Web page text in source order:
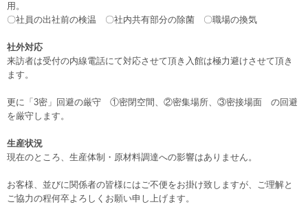
用。
〇社員の出社前の検温 〇社内共有部分の除菌 〇職場の換気
社外対応
来訪者は受付の内線電話にて対応させて頂き入館は極力避けさせて頂き
ます。
更に「3密」回避の厳守 ①密閉空間、②密集場所、③密接場面 の回避
を厳守します。
生産状況
現在のところ、生産体制・原材料調達への影響はありません。
お客様、並びに関係者の皆様にはご不便をお掛け致しますが、ご理解と
ご協力の程何卒よろしくお願い申し上げます。